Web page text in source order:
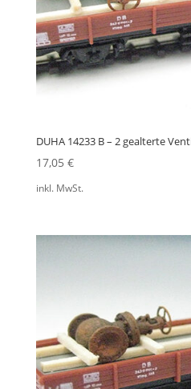
DUHA 14233 B – 2 gealterte
17,05 €
inkl. MwSt.